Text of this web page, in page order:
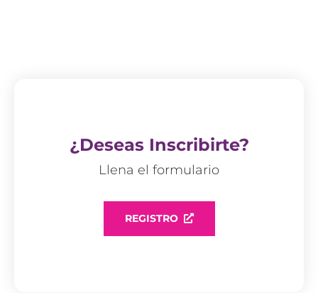
¿Deseas Inscribirte?
Llena el formulario
REGISTRO